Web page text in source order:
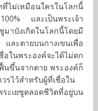
จักร
ซู
ม่เหมือนใครในโลกนี้
และเป็นพระเจ้า
าบังเกิดในโลกนี้โดยมี
ละตายบนกางเขนเพื่อ
ในพระองค์จะได้ไม่ตก
นขึ้นจากตาย พระองค์ก็
รไว้สำหรับผู้ที่เชื่อใน
เยซูตลอดชีวิตที่อยู่บน